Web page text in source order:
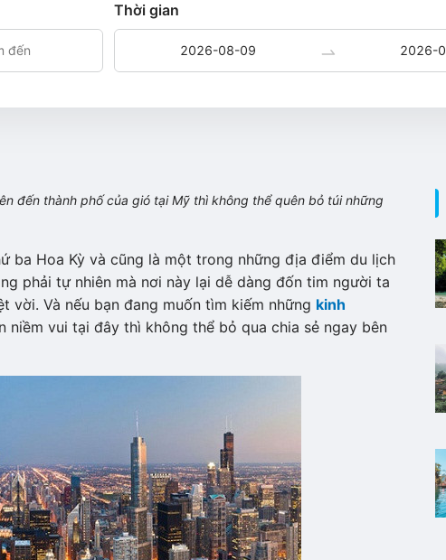
Thời gian
đến thành phố của gió tại Mỹ thì không thể quên bỏ túi những
ba Hoa Kỳ và cũng là một trong những địa điểm du lịch
phải tự nhiên mà nơi này lại dễ dàng đốn tim người ta
vời. Và nếu bạn đang muốn tìm kiếm những kinh
niềm vui tại đây thì không thể bỏ qua chia sẻ ngay bên